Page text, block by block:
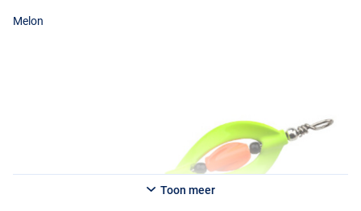
Melon
Toon meer